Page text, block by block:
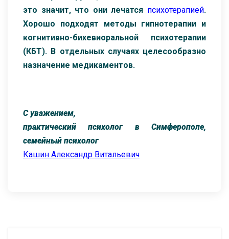
это значит, что они лечатся психотерапией.
Хорошо подходят методы гипнотерапии и
когнитивно-бихевиоральной психотерапии
(КБТ). В отдельных случаях целесообразно
назначение медикаментов.
С уважением,
практический психолог в Симферополе,
семейный психолог
Кашин Александр Витальевич